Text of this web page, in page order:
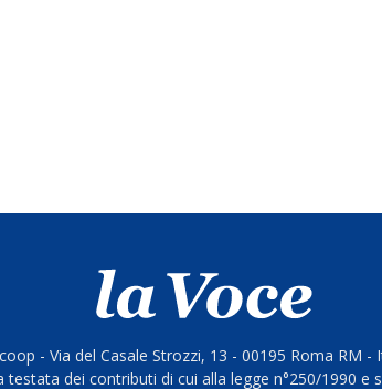
- Via del Casale Strozzi, 13 - 00195 Roma RM -
dei contributi di cui alla legge n°250/1990 e